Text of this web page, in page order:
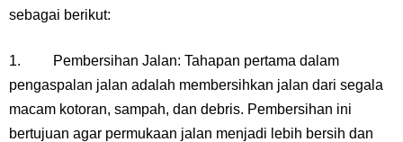
sebagai berikut:
1. Pembersihan Jalan: Tahapan pertama dalam
pengaspalan jalan adalah membersihkan jalan dari segala
macam kotoran, sampah, dan debris. Pembersihan ini
bertujuan agar permukaan jalan menjadi lebih bersih dan